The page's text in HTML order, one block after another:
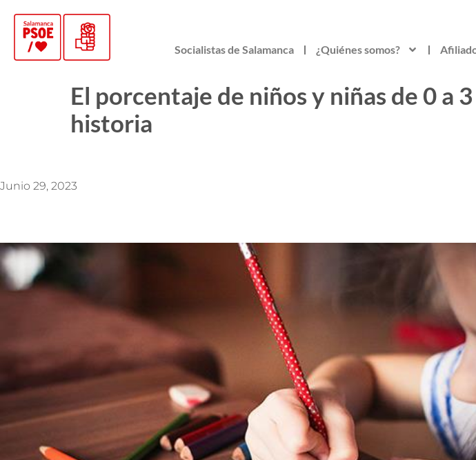
Socialistas de Salamanca ¿Quiénes somos?
El porcentaje de niños y niñas de 0 a
historia
Junio 29, 2023